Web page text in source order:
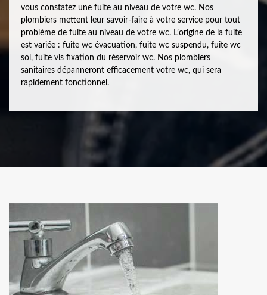
vous constatez une fuite au niveau de votre wc. Nos
plombiers mettent leur savoir-faire à votre service pour tout
problème de fuite au niveau de votre wc. L’origine de la fuite
est variée : fuite wc évacuation, fuite wc suspendu, fuite wc
sol, fuite vis fixation du réservoir wc. Nos plombiers
sanitaires dépanneront efficacement votre wc, qui sera
rapidement fonctionnel.